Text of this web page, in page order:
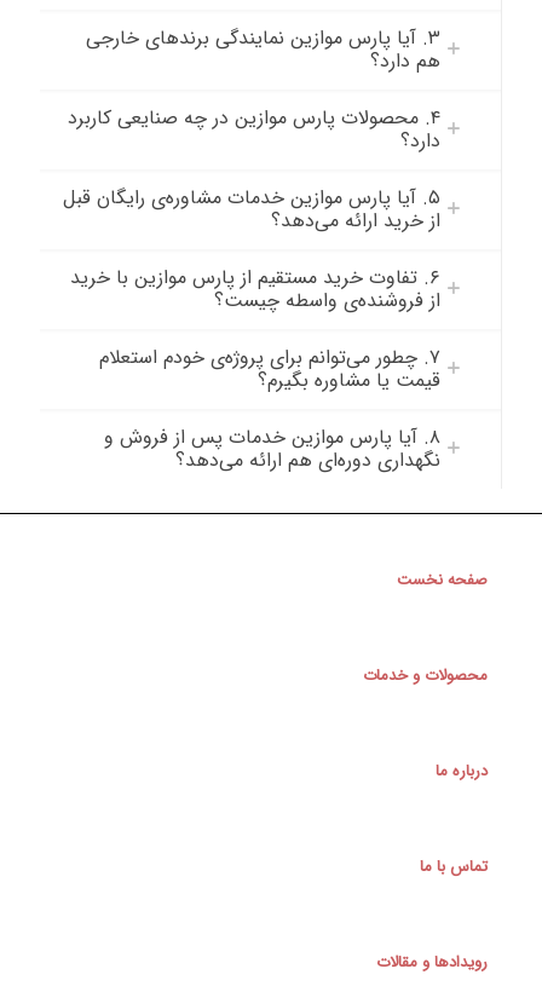
۳. آیا پارس موازین نمایندگی برندهای خارجی
هم دارد؟
۴. محصولات پارس موازین در چه صنایعی کاربرد
دارد؟
۵. آیا پارس موازین خدمات مشاوره‌ی رایگان قبل
از خرید ارائه می‌دهد؟
۶. تفاوت خرید مستقیم از پارس موازین با خرید
از فروشنده‌ی واسطه چیست؟
۷. چطور می‌توانم برای پروژه‌ی خودم استعلام
قیمت یا مشاوره بگیرم؟
۸. آیا پارس موازین خدمات پس از فروش و
نگهداری دوره‌ای هم ارائه می‌دهد؟
صفحه نخست
محصولات و خدمات
درباره ما
تماس با ما
رویدادها و مقالات